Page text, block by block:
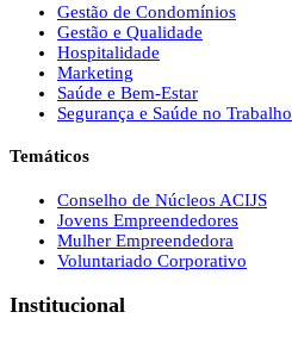
Gestão de Condomínios
Gestão e Qualidade
Hospitalidade
Marketing
Saúde e Bem-Estar
Segurança e Saúde no Trabalho
Temáticos
Conselho de Núcleos ACIJS
Jovens Empreendedores
Mulher Empreendedora
Voluntariado Corporativo
Institucional